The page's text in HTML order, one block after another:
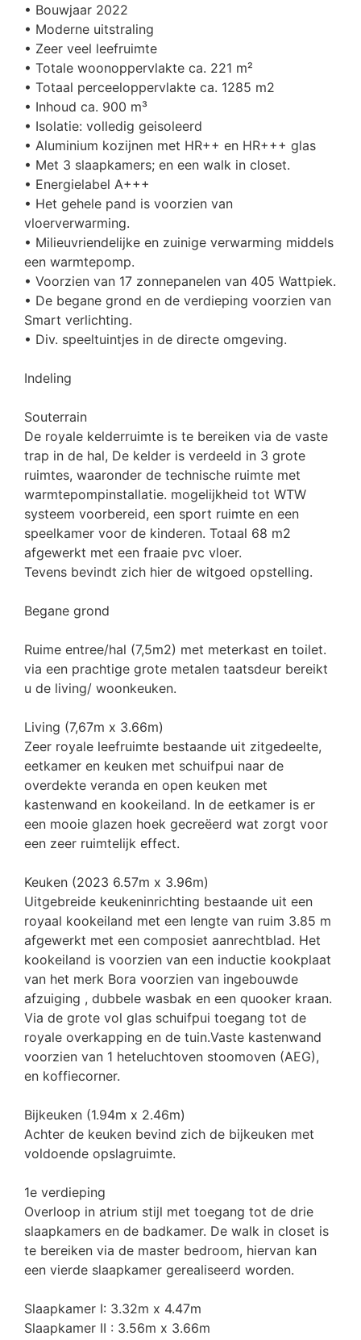
• Bouwjaar 2022
• Moderne uitstraling
• Zeer veel leefruimte
• Totale woonoppervlakte ca. 221 m²
• Totaal perceeloppervlakte ca. 1285 m2
• Inhoud ca. 900 m³
• Isolatie: volledig geisoleerd
• Aluminium kozijnen met HR++ en HR+++ glas
• Met 3 slaapkamers; en een walk in closet.
• Energielabel A+++
• Het gehele pand is voorzien van
vloerverwarming.
• Milieuvriendelijke en zuinige verwarming middels
een warmtepomp.
• Voorzien van 17 zonnepanelen van 405 Wattpiek.
• De begane grond en de verdieping voorzien van
Smart verlichting.
• Div. speeltuintjes in de directe omgeving.
Indeling
Souterrain
De royale kelderruimte is te bereiken via de vaste
trap in de hal, De kelder is verdeeld in 3 grote
ruimtes, waaronder de technische ruimte met
warmtepompinstallatie. mogelijkheid tot WTW
systeem voorbereid, een sport ruimte en een
speelkamer voor de kinderen. Totaal 68 m2
afgewerkt met een fraaie pvc vloer.
Tevens bevindt zich hier de witgoed opstelling.
Begane grond
Ruime entree/hal (7,5m2) met meterkast en toilet.
via een prachtige grote metalen taatsdeur bereikt
u de living/ woonkeuken.
Living (7,67m x 3.66m)
Zeer royale leefruimte bestaande uit zitgedeelte,
eetkamer en keuken met schuifpui naar de
overdekte veranda en open keuken met
kastenwand en kookeiland. In de eetkamer is er
een mooie glazen hoek gecreëerd wat zorgt voor
een zeer ruimtelijk effect.
Keuken (2023 6.57m x 3.96m)
Uitgebreide keukeninrichting bestaande uit een
royaal kookeiland met een lengte van ruim 3.85 m
afgewerkt met een composiet aanrechtblad. Het
kookeiland is voorzien van een inductie kookplaat
van het merk Bora voorzien van ingebouwde
afzuiging , dubbele wasbak en een quooker kraan.
Via de grote vol glas schuifpui toegang tot de
royale overkapping en de tuin.Vaste kastenwand
voorzien van 1 heteluchtoven stoomoven (AEG),
en koffiecorner.
Bijkeuken (1.94m x 2.46m)
Achter de keuken bevind zich de bijkeuken met
voldoende opslagruimte.
1e verdieping
Overloop in atrium stijl met toegang tot de drie
slaapkamers en de badkamer. De walk in closet is
te bereiken via de master bedroom, hiervan kan
een vierde slaapkamer gerealiseerd worden.
Slaapkamer I: 3.32m x 4.47m
Slaapkamer II : 3.56m x 3.66m